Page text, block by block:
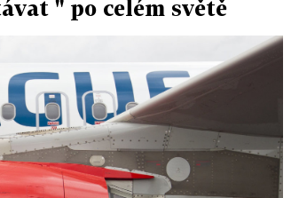
" po celém světě